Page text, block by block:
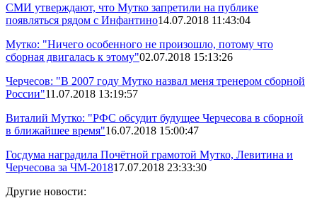
СМИ утверждают, что Мутко запретили на публике
появляться рядом с Инфантино14.07.2018 11:43:04
Мутко: "Ничего особенного не произошло, потому что
сборная двигалась к этому"02.07.2018 15:13:26
Черчесов: "В 2007 году Мутко назвал меня тренером сборной
России"11.07.2018 13:19:57
Виталий Мутко: "РФС обсудит будущее Черчесова в сборной
в ближайшее время"16.07.2018 15:00:47
Госдума наградила Почётной грамотой Мутко, Левитина и
Черчесова за ЧМ-201817.07.2018 23:33:30
Другие новости: